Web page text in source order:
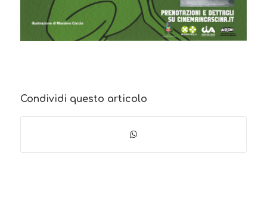
Condividi questo articolo